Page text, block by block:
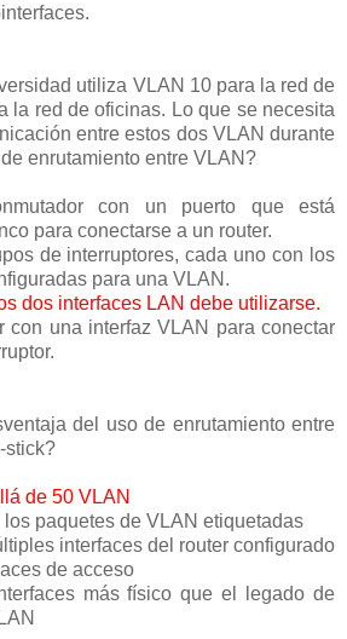
utiliza VLAN 10 para la red de
la red de oficinas. Lo que se necesita
entre estos dos VLAN durante
enrutamiento entre VLAN?
con un puerto que está
para conectarse a un router.
de interruptores, cada uno con los
para una VLAN.
dos interfaces LAN debe utilizarse.
con una interfaz VLAN para conectar
del uso de enrutamiento entre
stick?
de 50 VLAN
paquetes de VLAN etiquetadas
interfaces del router configurado
de acceso
más físico que el legado de